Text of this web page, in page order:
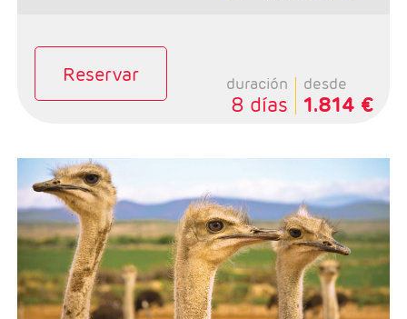
Reservar duración
8 días
desde
1.814 €
Salidas: Domingos
Ruta: 1 noche Johanesburgo + 2 noches Kruger + 3
noches Ciudad del Cabo + 2 noches Ruta Jardín
Régimen: alojamiento y desayuno + 2 cenas + 1
almuerzo
Hoteles: Select, Classic y Luxury